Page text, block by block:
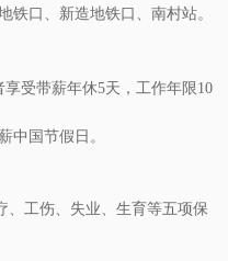
铁口、新造地铁口、南村站。
受带薪年休5天，工作年限10
中国节假日。
、工伤、失业、生育等五项保